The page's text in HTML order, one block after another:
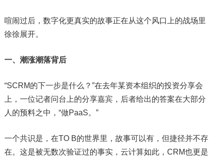
喧闹过后，数字化更真实的故事正在从这个风口上的战场里
徐徐展开。
一、潮涨潮落背后
“SCRM的下一步是什么？”在去年某资本组织的投资分享会
上，一位记者问台上的分享嘉宾，后者给出的答案在大部分
人的预料之中，“做PaaS。”
一个共识是，在TO B的世界里，故事可以有，但捷径并不存
在。这是被无数次验证过的事实，云计算如此，CRM也更是